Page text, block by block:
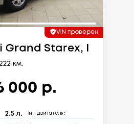
VIN проверен
Grand Starex, I
км.
000 р.
2.5 л. Тип двигателя: